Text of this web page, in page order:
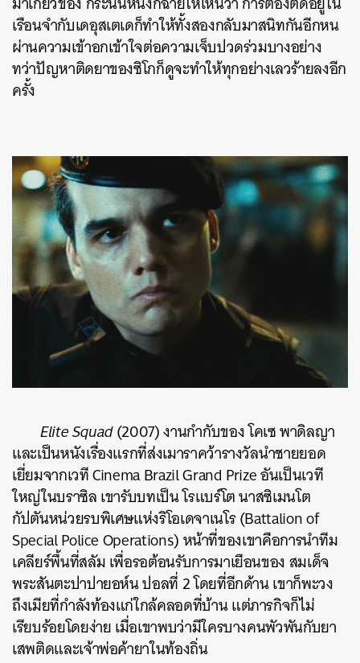
เรือนจำกับเดอุสเตเดก็ทำให้ทั้งสองกลับมาสนิทกันอีกหน
ผ่านความเข้าอกเข้าใจต่อความเจ็บปวดร่วมบางอย่าง
ทว่าปัญหาติดยาของซิโกก็ดูจะทำให้ทุกอย่างเลวร้ายลงอีก
ครั้ง
Elite Squad(2007)งานกำกับของโคเซ พาดิลญา
และเป็นหนังเรื่องแรกที่ส่งเมาราคว้ารางวัลนำชายยอด
เยี่ยมจากเวที Cinema Brazil Grand Prize อันเป็นเวที
ใหญ่ในบราซิล เขารับบทเป็น โรแบร์โต นาสซิเมนโต
กัปตันหน่วยรบพิเศษแห่งริโอเดจาเนโร (Battalion of
Special Police Operations) หน้าที่ของเขาคือการนำทีม
เคลียร์พื้นที่สลัม เพื่อรอต้อนรับการมาเยือนของ สมเด็จ
พระสันตะปาปายอห์น ปอลที่ 2 โดยที่อีกด้าน เขาก็พะวง
ถึงเมียที่กำลังท้องแก่ใกล้คลอดที่บ้าน แต่ภารกิจก็ไม่
เรียบร้อยโดยง่าย เมื่อเขาพบว่ามีใครบางคนพัวพันกับยา
เสพติดและเจ้าพ่อค้ายาในท้องถิ่น